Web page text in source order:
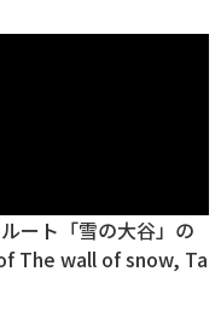
ート「雪の大谷」の
The wall of snow, Ta